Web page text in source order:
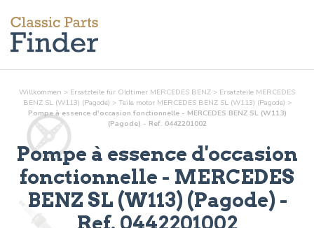
Willkommen > Ersatzteile für Oldtimer MERCEDES BENZ > Ersatzteile MERCEDES
BENZ SL (W113) (Pagode) > Teile motorMERCEDES BENZ SL (W113) (Pagode) >
Pompe à essence d'occasion fonctionnelle - MERCEDES BENZ SL (W113)
(Pagode) - Ref. 0442201002
Pompe à essence d'occasion
fonctionnelle - MERCEDES
BENZ SL (W113) (Pagode) -
Ref. 0442201002